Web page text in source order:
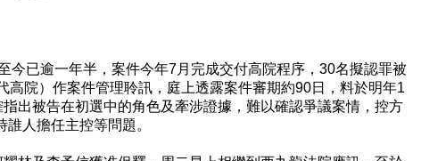
已逾一年半，案件今年7月完成交付高院程序，30名擬認罪被
院）作案件管理聆訊，庭上透露案件審期約90日，料於明年1
出被告在初選中的角色及牽涉證據，難以確認爭議案情，控方
人擔任主控等問題。